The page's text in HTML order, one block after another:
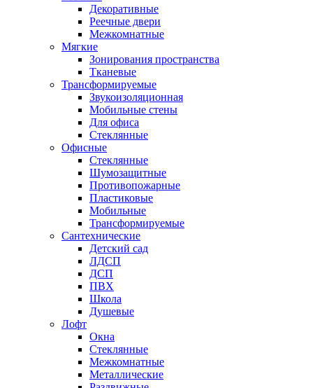
Декоративные
Реечные двери
Межкомнатные
Мягкие
Зонирования пространства
Тканевые
Трансформируемые
Звукоизоляционная
Мобильные стены
Для офиса
Стеклянные
Офисные
Стеклянные
Шумозащитные
Противопожарные
Пластиковые
Мобильные
Трансформируемые
Сантехнические
Детский сад
ЛДСП
ДСП
ПВХ
Школа
Душевые
Лофт
Окна
Стеклянные
Межкомнатные
Металлические